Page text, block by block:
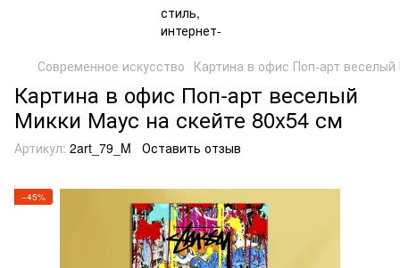
Современное искусство Картина в офис Поп-арт
Картина в офис Поп-арт веселый
Микки Маус на скейте 80x54 см
Артикул: 2art_79_M Оставить отзыв
−45%